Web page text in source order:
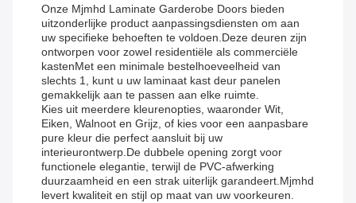
Onze Mjmhd Laminate Garderobe Doors bieden
uitzonderlijke product aanpassingsdiensten om aan
uw specifieke behoeften te voldoen.Deze deuren zijn
ontworpen voor zowel residentiële als commerciële
kastenMet een minimale bestelhoeveelheid van
slechts 1, kunt u uw laminaat kast deur panelen
gemakkelijk aan te passen aan elke ruimte.
Kies uit meerdere kleurenopties, waaronder Wit,
Eiken, Walnoot en Grijz, of kies voor een aanpasbare
pure kleur die perfect aansluit bij uw
interieurontwerp.De dubbele opening zorgt voor
functionele elegantie, terwijl de PVC-afwerking
duurzaamheid en een strak uiterlijk garandeert.Mjmhd
levert kwaliteit en stijl op maat van uw voorkeuren.